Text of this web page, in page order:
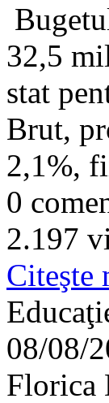
32,5
stat
Brut,
2,1%,
0
2.197
Citeşte
08/08/
Florica